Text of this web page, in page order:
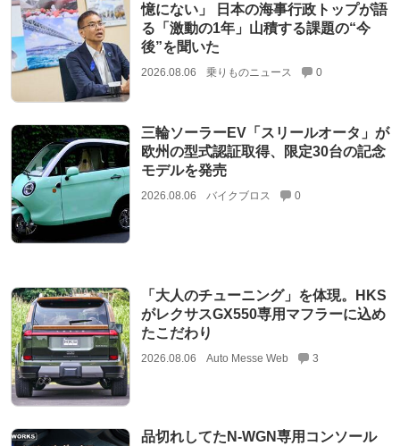
憶にない」 日本の海事行政トップが語
る「激動の1年」山積する課題の“今
後”を聞いた
2026.08.06 乗りものニュース 0
三輪ソーラーEV「スリールオータ」が
欧州の型式認証取得、限定30台の記念
モデルを発売
2026.08.06 バイクブロス 0
「大人のチューニング」を体現。HKS
がレクサスGX550専用マフラーに込め
たこだわり
2026.08.06 Auto Messe Web 3
品切れしてたN-WGN専用コンソール